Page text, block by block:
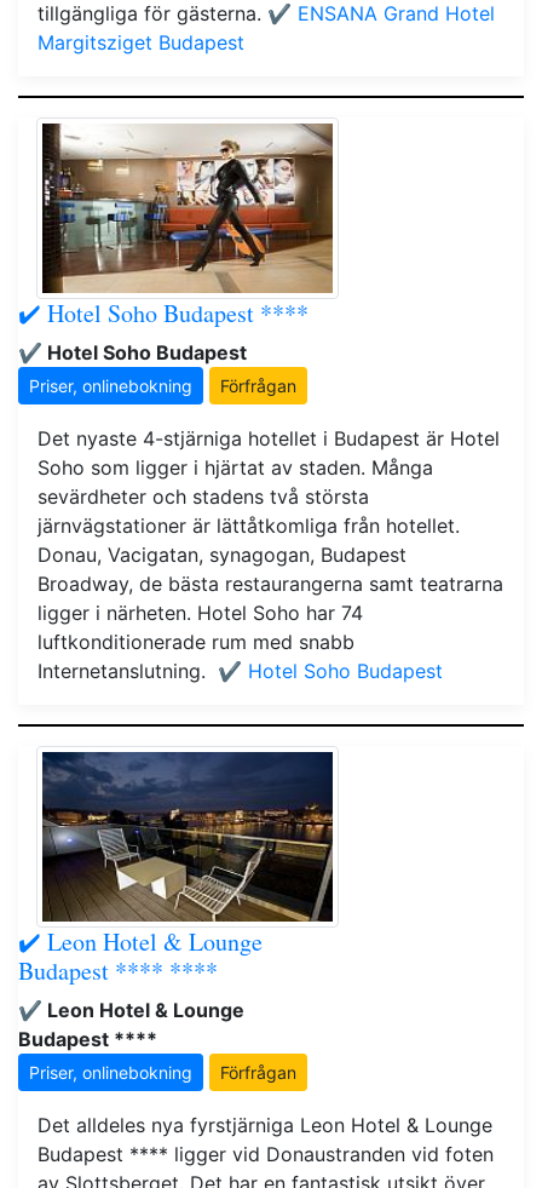
tillgängliga för gästerna. ✔️ ENSANA Grand Hotel
Margitsziget Budapest
✔️ Hotel Soho Budapest ****
✔️ Hotel Soho Budapest
Priser, onlinebokning Förfrågan
Det nyaste 4-stjärniga hotellet i Budapest är Hotel
Soho som ligger i hjärtat av staden. Många
sevärdheter och stadens två största
järnvägstationer är lättåtkomliga från hotellet.
Donau, Vacigatan, synagogan, Budapest
Broadway, de bästa restaurangerna samt teatrarna
ligger i närheten. Hotel Soho har 74
luftkonditionerade rum med snabb
Internetanslutning. ✔️ Hotel Soho Budapest
✔️ Leon Hotel & Lounge
Budapest **** ****
✔️ Leon Hotel & Lounge
Budapest ****
Priser, onlinebokning Förfrågan
Det alldeles nya fyrstjärniga Leon Hotel & Lounge
Budapest **** ligger vid Donaustranden vid foten
av Slottsberget. Det har en fantastisk utsikt över